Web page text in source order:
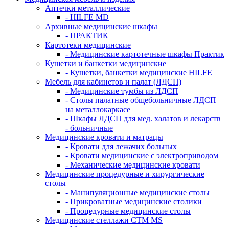
Аптечки металлические
- HILFE MD
Архивные медицинские шкафы
- ПРАКТИК
Картотеки медицинские
- Медицинские картотечные шкафы Практик
Кушетки и банкетки медицинские
- Кушетки, банкетки медицинские HILFE
Мебель для кабинетов и палат (ЛДСП)
- Медицинские тумбы из ЛДСП
- Столы палатные общебольничные ЛДСП
на металлокаркасе
- Шкафы ЛДСП для мед. халатов и лекарств
- больничные
Медицинские кровати и матрацы
- Кровати для лежачих больных
- Кровати медицинские с электроприводом
- Механические медицинские кровати
Медицинские процедурные и хирургические
столы
- Манипуляционные медицинские столы
- Прикроватные медицинские столики
- Процедурные медицинские столы
Медицинские стеллажи CTM MS